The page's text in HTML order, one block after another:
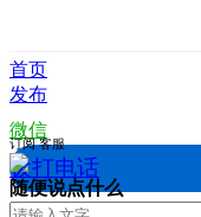
首页
发布
微信
拨打电话
订阅 客服
随便说点什么